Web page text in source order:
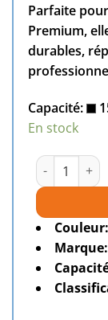
Parfaite
Premium,
durables,
Capacité:
En stock
quantité de
Couleur:
Marque: